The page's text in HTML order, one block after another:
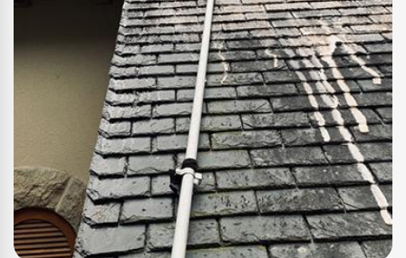
à Bati pro couverture pour un toit impeccable à Ydes,
15210, et redonnez à votre maison l’éclat qu’elle mérite.